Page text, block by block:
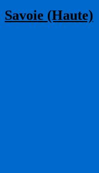
Savoie (Haute)